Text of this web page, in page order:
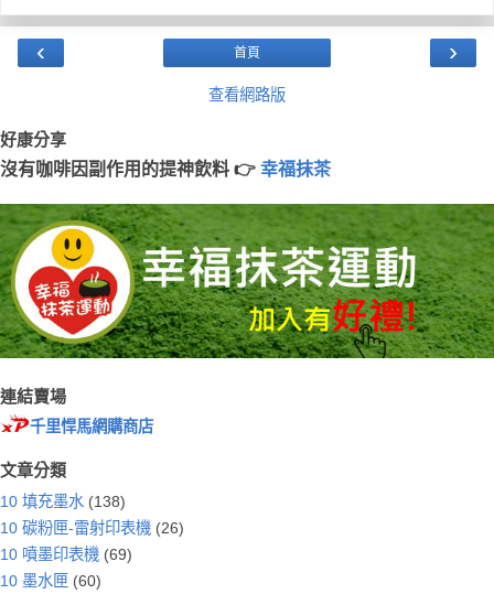
‹ ›
首頁
查看網路版
好康分享
沒有咖啡因副作用的提神飲料 👉 幸福抹茶
連結賣場
千里悍馬網購商店
文章分類
10 填充墨水 (138)
10 碳粉匣-雷射印表機 (26)
10 噴墨印表機 (69)
10 墨水匣 (60)